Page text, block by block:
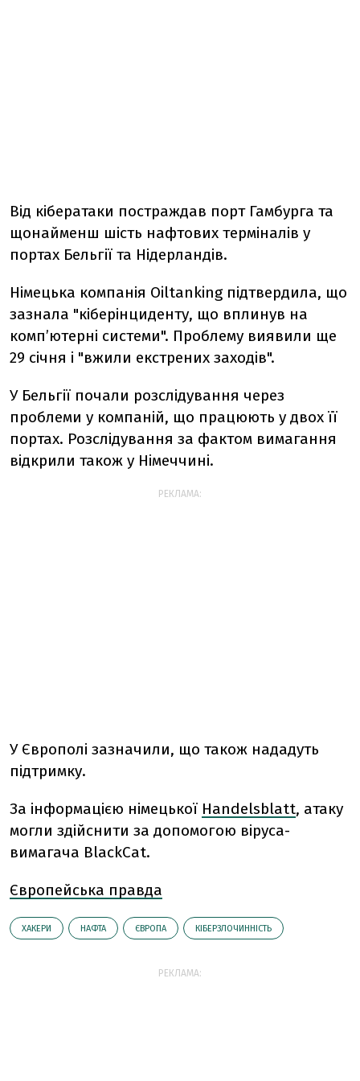
Від кібератаки постраждав порт Гамбурга та
щонайменш шість нафтових терміналів у
портах Бельгії та Нідерландів.
Німецька компанія Oiltanking підтвердила, що
зазнала "кіберінциденту, що вплинув на
комп’ютерні системи". Проблему виявили ще
29 січня і "вжили екстрених заходів".
У Бельгії почали розслідування через
проблеми у компаній, що працюють у двох її
портах. Розслідування за фактом вимагання
відкрили також у Німеччині.
РЕКЛАМА:
У Європолі зазначили, що також нададуть
підтримку.
За інформацією німецької Handelsblatt, атаку
могли здійснити за допомогою віруса-
вимагача BlackCat.
Європейська правда
ХАКЕРИ НАФТА ЄВРОПА КІБЕРЗЛОЧИННІСТЬ
РЕКЛАМА: